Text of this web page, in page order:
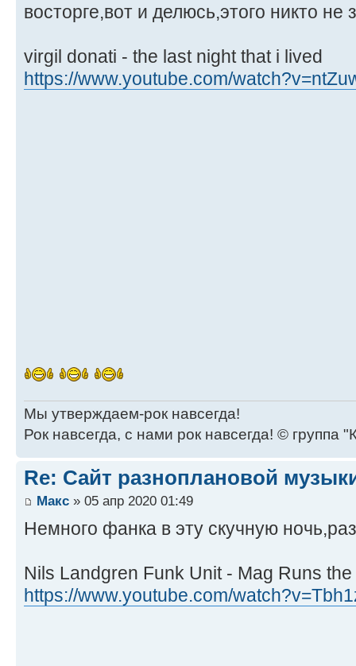
восторге,вот и делюсь,этого никто
virgil donati - the last night that i lived
https://www.youtube.com/
Мы утверждаем-рок навсегда!
Рок навсегда, с нами рок навсегда! © группа
Re: Сайт разноплановой
Макс » 05 апр 2020 01:49
Немного фанка в эту скучную
Nils Landgren Funk Unit - Mag Runs
https://www.youtube.com/